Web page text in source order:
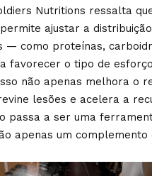
Nutritions ressalta
ajustar a
— como proteínas,
favorecer o tipo de
não apenas melhora o
lesões e acelera a
passa a ser uma
apenas um complemento